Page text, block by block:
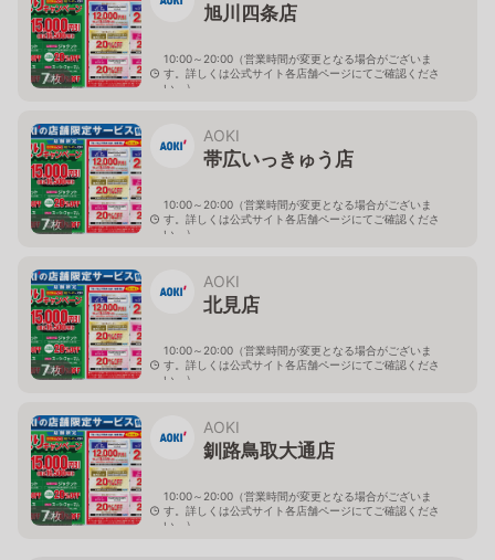
7枚
旭川四条店
10:00～20:00（営業時間が変更となる場合がございま
す。詳しくは公式サイト各店舗ページにてご確認くださ
い。）
7枚
AOKI
帯広いっきゅう店
10:00～20:00（営業時間が変更となる場合がございま
す。詳しくは公式サイト各店舗ページにてご確認くださ
い。）
7枚
AOKI
北見店
10:00～20:00（営業時間が変更となる場合がございま
す。詳しくは公式サイト各店舗ページにてご確認くださ
い。）
7枚
AOKI
釧路鳥取大通店
10:00～20:00（営業時間が変更となる場合がございま
す。詳しくは公式サイト各店舗ページにてご確認くださ
い。）